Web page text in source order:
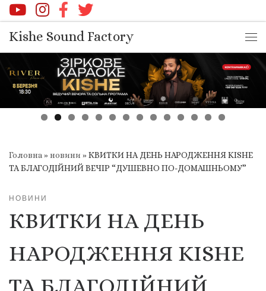
Перейти до вмісту
Kishe Sound Factory
Головна»новини »КВИТКИ НА ДЕНЬ НАРОДЖЕННЯ KISHE
ТА БЛАГОДІЙНИЙ ВЕЧІР “ДУШЕВНО ПО-ДОМАШНЬОМУ”
НОВИНИ
КВИТКИ НА ДЕНЬ
НАРОДЖЕННЯ KISHE
ТА БЛАГОДІЙНИЙ